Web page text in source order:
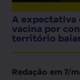
A expectativa
vacina por
território
Redação em7/